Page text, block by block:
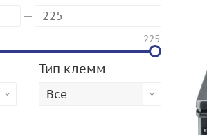
225
Тип клемм
Все